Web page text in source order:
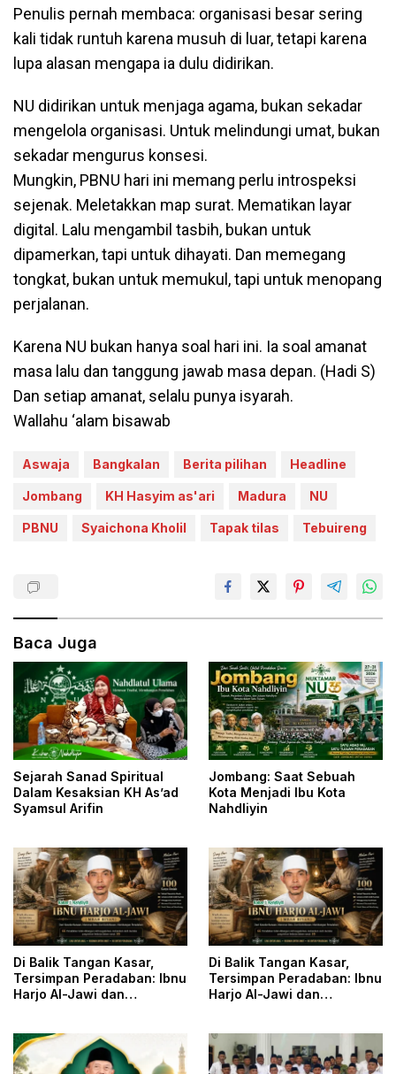
Penulis pernah membaca: organisasi besar sering
kali tidak runtuh karena musuh di luar, tetapi karena
lupa alasan mengapa ia dulu didirikan.
NU didirikan untuk menjaga agama, bukan sekadar
mengelola organisasi. Untuk melindungi umat, bukan
sekadar mengurus konsesi.
Mungkin, PBNU hari ini memang perlu introspeksi
sejenak. Meletakkan map surat. Mematikan layar
digital. Lalu mengambil tasbih, bukan untuk
dipamerkan, tapi untuk dihayati. Dan memegang
tongkat, bukan untuk memukul, tapi untuk menopang
perjalanan.
Karena NU bukan hanya soal hari ini. Ia soal amanat
masa lalu dan tanggung jawab masa depan. (Hadi S)
Dan setiap amanat, selalu punya isyarah.
Wallahu ‘alam bisawab
Aswaja Bangkalan Berita pilihan Headline
Jombang KH Hasyim as'ari Madura NU
PBNU Syaichona Kholil Tapak tilas Tebuireng
Baca Juga
Sejarah Sanad Spiritual
Dalam Kesaksian KH As’ad
Syamsul Arifin
Jombang: Saat Sebuah
Kota Menjadi Ibu Kota
Nahdliyin
Di Balik Tangan Kasar,
Tersimpan Peradaban: Ibnu
Harjo Al-Jawi dan
Islam
Di Balik Tangan Kasar,
Tersimpan Peradaban: Ibnu
Harjo Al-Jawi dan
Islam